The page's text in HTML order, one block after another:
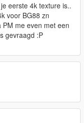
eerste 4k texture is..
voor BG88 zn
me even met een
gevraagd :P